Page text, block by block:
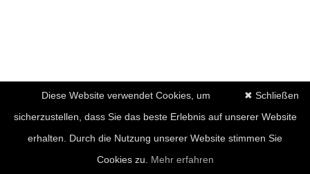
✖ Schließen
Diese Website verwendet Cookies, um
sicherzustellen, dass Sie das beste Erlebnis auf unserer Website
erhalten. Durch die Nutzung unserer Website stimmen Sie
Cookies zu. Mehr erfahren